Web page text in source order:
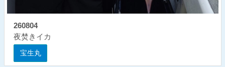
260804
夜焚きイカ
宝生丸